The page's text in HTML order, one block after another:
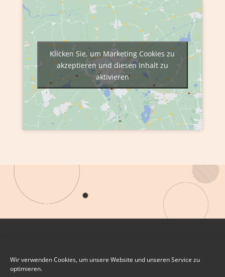
Wir verwenden Cookies, um unsere Website und unseren Service zu
optimieren.
Klicken Sie, um Marketing Cookies zu
akzeptieren und diesen Inhalt zu
aktivieren